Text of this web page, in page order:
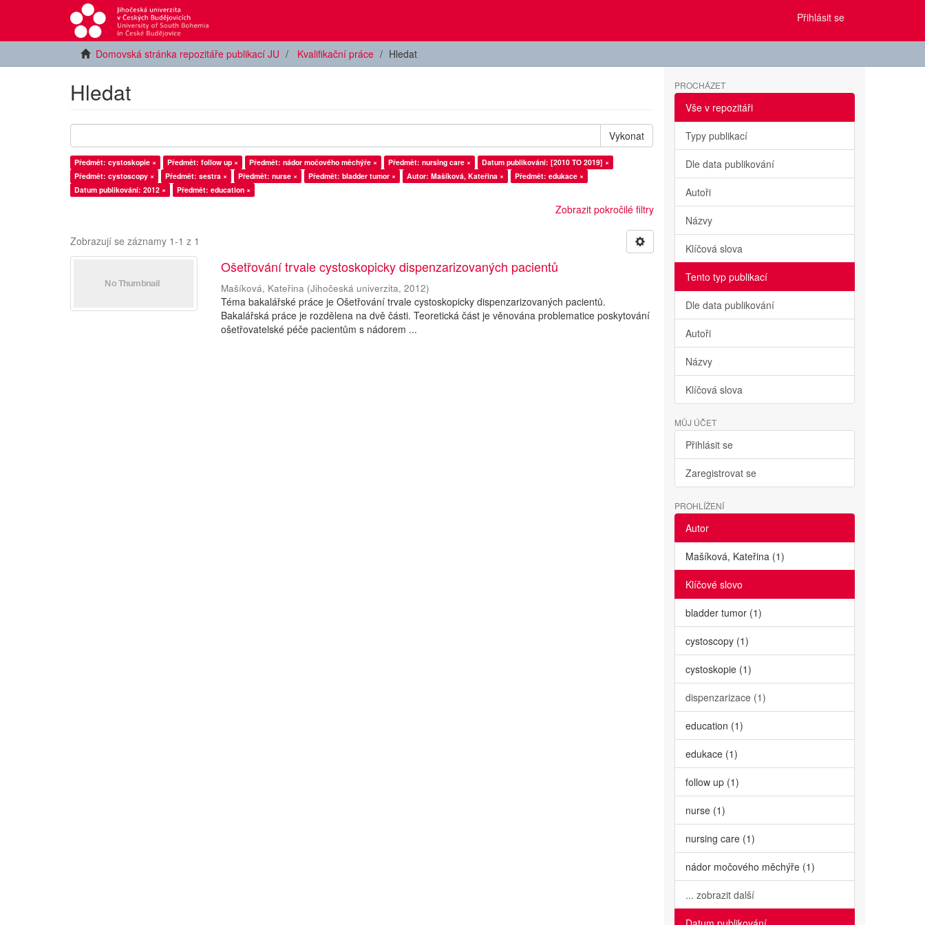
Přihlásit se
Domovská stránka repozitáře publikací JU Kvalifikační práce Hledat
Hledat
Vykonat
Předmět: cystoskopie × Předmět: follow up × Předmět: nádor močového měchýře × Předmět: nursing care ×
Datum publikování: [2010 TO 2019] ×
Předmět: cystoscopy ×
Předmět: sestra × Předmět: nurse × Předmět: bladder tumor × Autor: Mašíková, Kateřina ×
Předmět: edukace ×
Datum publikování: 2012 ×
Předmět: education ×
Zobrazit pokročilé filtry
Zobrazují se záznamy 1-1 z 1
Ošetřování trvale cystoskopicky dispenzarizovaných pacientů
Mašíková, Kateřina (Jihočeská univerzita,2012)
Téma bakalářské práce je Ošetřování trvale cystoskopicky dispenzarizovaných pacientů.
Bakalářská práce je rozdělena na dvě části. Teoretická část je věnována problematice poskytování
ošetřovatelské péče pacientům s nádorem ...
PROCHÁZET
Vše v repozitáři
Typy publikací
Dle data publikování
Autoři
Názvy
Klíčová slova
Tento typ publikací
Dle data publikování
Autoři
Názvy
Klíčová slova
MŮJ ÚČET
Přihlásit se
Zaregistrovat se
PROHLÍŽENÍ
Autor
Mašíková, Kateřina (1)
Klíčové slovo
bladder tumor (1)
cystoscopy (1)
cystoskopie (1)
dispenzarizace (1)
education (1)
edukace (1)
follow up (1)
nurse (1)
nursing care (1)
nádor močového měchýře (1)
... zobrazit další